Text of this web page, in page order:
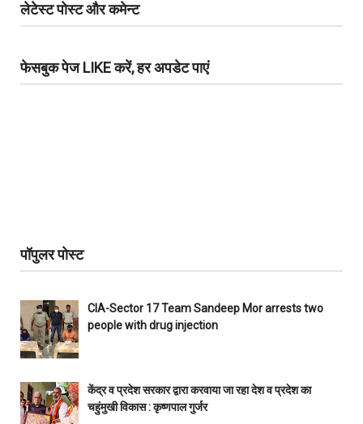
लेटेस्ट पोस्ट और कमेन्ट
फेसबुक पेज LIKE करें, हर अपडेट पाएं
पॉपुलर पोस्ट
CIA-Sector 17 Team Sandeep Mor arrests two
people with drug injection
केंद्र व प्रदेश सरकार द्वारा करवाया जा रहा देश व प्रदेश का
चहुंमुखी विकास : कृष्णपाल गुर्जर